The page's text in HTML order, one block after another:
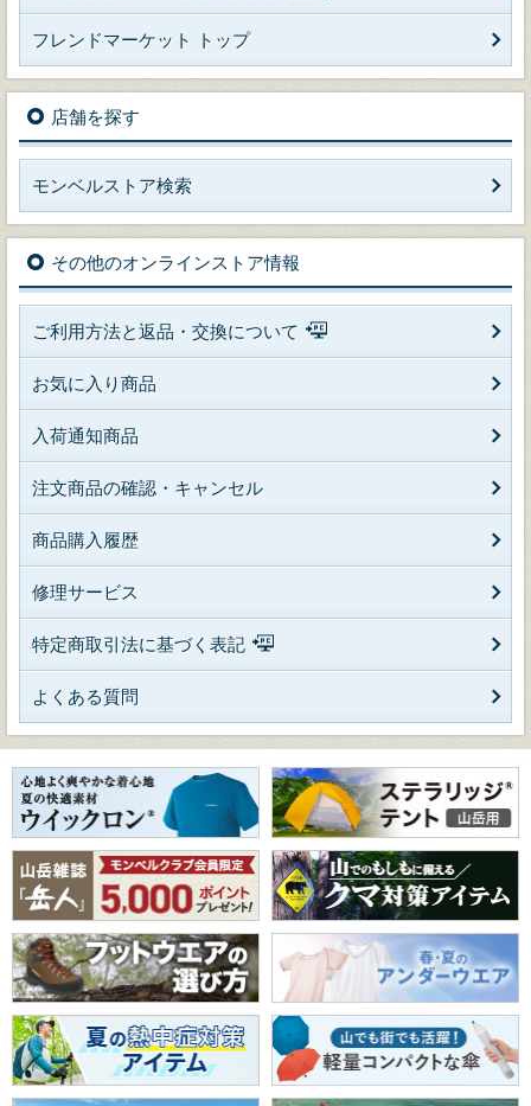
フレンドマーケット トップ
店舗を探す
モンベルストア検索
その他のオンラインストア情報
ご利用方法と返品・交換について
お気に入り商品
入荷通知商品
注文商品の確認・キャンセル
商品購入履歴
修理サービス
特定商取引法に基づく表記
よくある質問